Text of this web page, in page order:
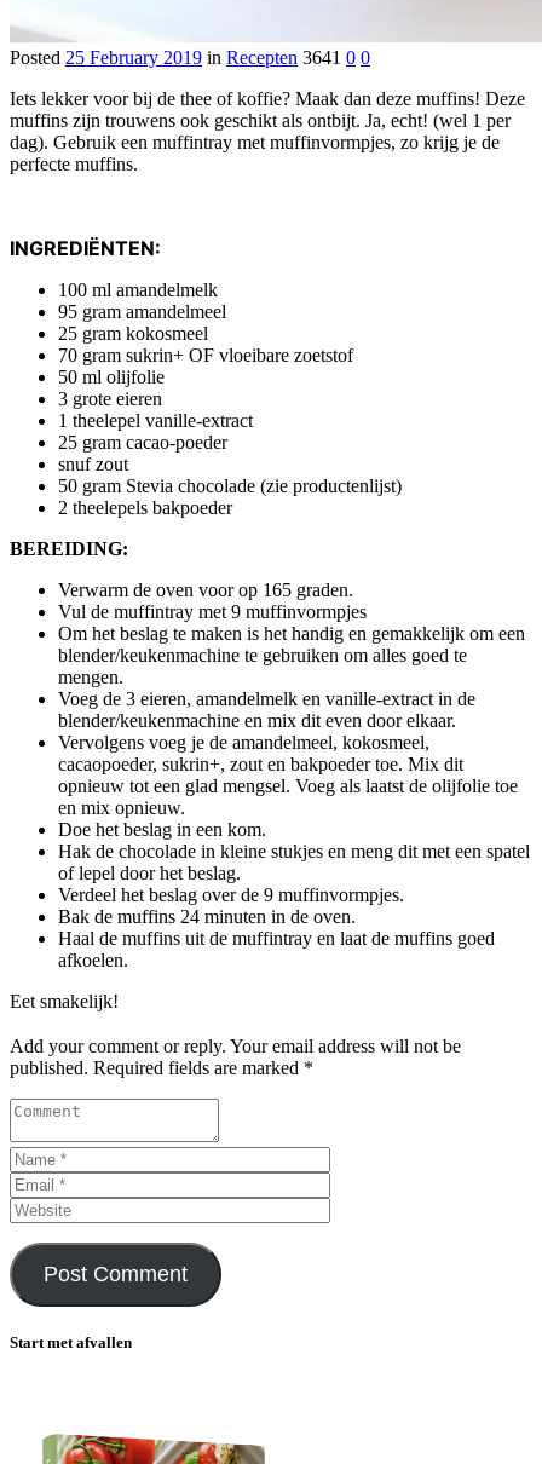
Posted 25 February 2019 in Recepten 3641 0 0
Iets lekker voor bij de thee of koffie? Maak dan deze muffins! Deze
muffins zijn trouwens ook geschikt als ontbijt. Ja, echt! (wel 1 per
dag). Gebruik een muffintray met muffinvormpjes, zo krijg je de
perfecte muffins.
INGREDIËNTEN:
100 ml amandelmelk
95 gram amandelmeel
25 gram kokosmeel
70 gram sukrin+ OF vloeibare zoetstof
50 ml olijfolie
3 grote eieren
1 theelepel vanille-extract
25 gram cacao-poeder
snuf zout
50 gram Stevia chocolade (zie productenlijst)
2 theelepels bakpoeder
BEREIDING:
Verwarm de oven voor op 165 graden.
Vul de muffintray met 9 muffinvormpjes
Om het beslag te maken is het handig en gemakkelijk om een
blender/keukenmachine te gebruiken om alles goed te
mengen.
Voeg de 3 eieren, amandelmelk en vanille-extract in de
blender/keukenmachine en mix dit even door elkaar.
Vervolgens voeg je de amandelmeel, kokosmeel,
cacaopoeder, sukrin+, zout en bakpoeder toe. Mix dit
opnieuw tot een glad mengsel. Voeg als laatst de olijfolie toe
en mix opnieuw.
Doe het beslag in een kom.
Hak de chocolade in kleine stukjes en meng dit met een spatel
of lepel door het beslag.
Verdeel het beslag over de 9 muffinvormpjes.
Bak de muffins 24 minuten in de oven.
Haal de muffins uit de muffintray en laat de muffins goed
afkoelen.
Eet smakelijk!
Add your comment or reply. Your email address will not be
published. Required fields are marked *
Start met afvallen